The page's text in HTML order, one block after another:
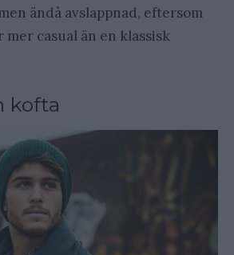
ändå avslappnad, eftersom
casual än en klassisk
kofta